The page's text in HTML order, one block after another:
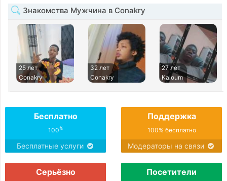
Знакомства Мужчина в Conakry
25 лет
Conakry
32 лет
Conakry
27 лет
Kaloum
Бесплатно
100%
Бесплатные услуги
Поддержка
100% бесплатно
Модераторы на связи
Серьёзно Посетители